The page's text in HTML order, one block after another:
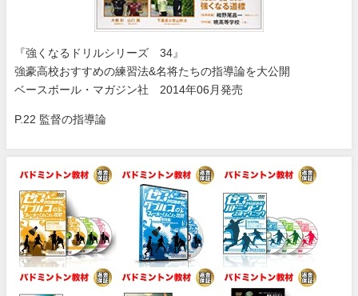
『強くなるドリルシリーズ 34』
強豪高校おすすめの練習法&名将たちの指導論を大公開
ベースボール・マガジン社 2014年06月発売
P.22 監督の指導論